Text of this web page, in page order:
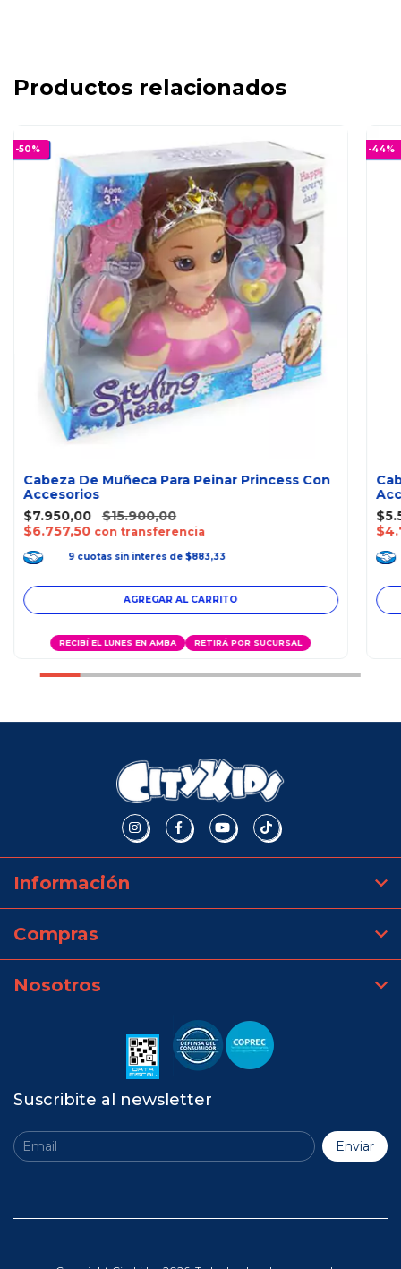
Productos relacionados
-50%
Cabeza De Muñeca Para Peinar Princess Con
Accesorios
$7.950,00
$15.900,00
$6.757,50 con transferencia
9 cuotas sin interés de $883,33
RECIBÍ EL LUNES EN AMBA RETIRÁ POR SUCURSAL
-44%
Información
Compras
Nosotros
Suscribite al newsletter